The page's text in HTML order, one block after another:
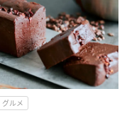
グルメ